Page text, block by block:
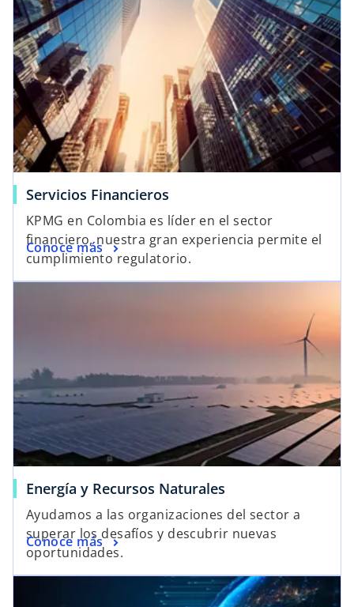
Servicios Financieros
KPMG en Colombia es líder en el sector
financiero, nuestra gran experiencia permite el
cumplimiento regulatorio.
Conoce más
Energía y Recursos Naturales
Ayudamos a las organizaciones del sector a
superar los desafíos y descubrir nuevas
oportunidades.
Conoce más